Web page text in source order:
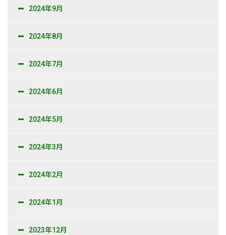
2024年9月
2024年8月
2024年7月
2024年6月
2024年5月
2024年3月
2024年2月
2024年1月
2023年12月